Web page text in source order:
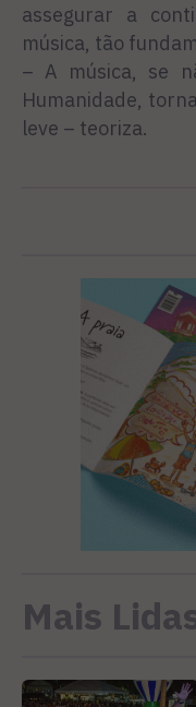
assegurar a
música, tão
– A música, se
Humanidade,
leve – teoriza.
Mais